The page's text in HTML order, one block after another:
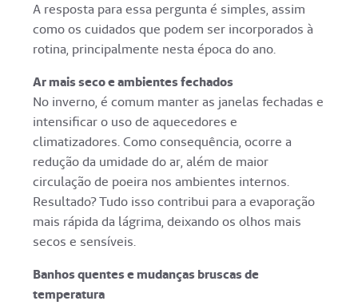
A resposta para essa pergunta é simples, assim
como os cuidados que podem ser incorporados à
rotina, principalmente nesta época do ano.
Ar mais seco e ambientes fechados
No inverno, é comum manter as janelas fechadas e
intensificar o uso de aquecedores e
climatizadores. Como consequência, ocorre a
redução da umidade do ar, além de maior
circulação de poeira nos ambientes internos.
Resultado? Tudo isso contribui para a evaporação
mais rápida da lágrima, deixando os olhos mais
secos e sensíveis.
Banhos quentes e mudanças bruscas de
temperatura